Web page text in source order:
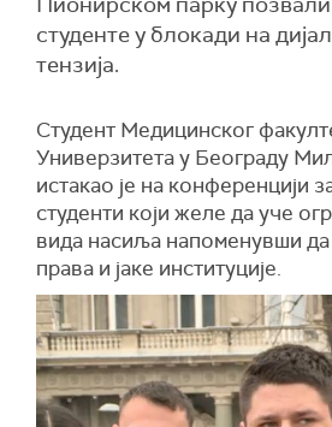
студенте у блокади на
тензија.
Студент Медицинског
Универзитета у Београду
истакао је на конференцији
студенти који желе да уче
вида насиља напоменувши
права и јаке институције.